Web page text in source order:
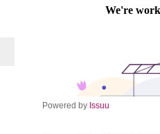
Powered by Issuu